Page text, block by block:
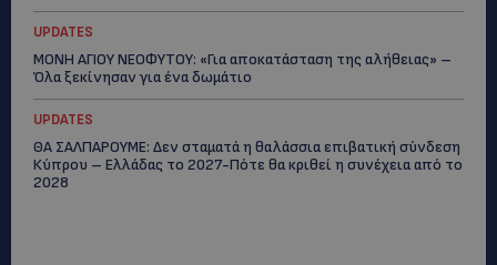
UPDATES
ΜΟΝΗ ΑΓΙΟΥ ΝΕΟΦΥΤΟΥ: «Για αποκατάσταση της αλήθειας» –
Όλα ξεκίνησαν για ένα δωμάτιο
UPDATES
ΘΑ ΣΑΛΠΑΡΟΥΜΕ: Δεν σταματά η θαλάσσια επιβατική σύνδεση
Κύπρου – Ελλάδας το 2027-Πότε θα κριθεί η συνέχεια από το
2028